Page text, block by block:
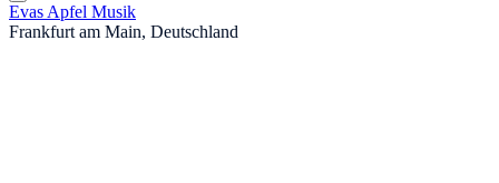
Evas Apfel Musik
Frankfurt am Main, Deutschland